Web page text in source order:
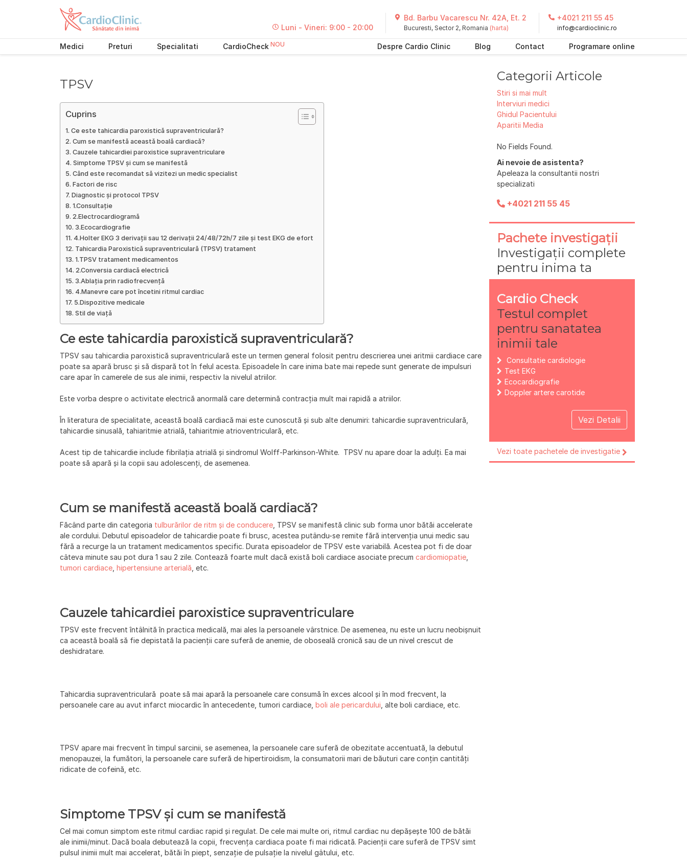
Luni - Vineri: 9:00 - 20:00
Bd. Barbu Vacarescu Nr. 42A, Et. 2
Bucuresti, Sector 2, Romania (harta)
+4021 211 55 45
info@cardioclinic.ro
Medici Preturi Specialitati CardioCheck Despre Cardio Clinic Blog Contact Programare online
TPSV
Cuprins
Ce este tahicardia paroxistică supraventriculară?
Cum se manifestă această boală cardiacă?
Cauzele tahicardiei paroxistice supraventriculare
Simptome TPSV și cum se manifestă
Când este recomandat să vizitezi un medic specialist
Factori de risc
Diagnostic și protocol TPSV
1.Consultație
2.Electrocardiogramă
3.Ecocardiografie
4.Holter EKG 3 derivații sau 12 derivații 24/48/72h/7 zile și test EKG de efort
Tahicardia Paroxistică supraventriculară (TPSV) tratament
1.TPSV tratament medicamentos
2.Conversia cardiacă electrică
3.Ablația prin radiofrecvență
4.Manevre care pot încetini ritmul cardiac
5.Dispozitive medicale
Stil de viață
Ce este tahicardia paroxistică supraventriculară?
TPSV sau tahicardia paroxistică supraventriculară este un termen general folosit pentru descrierea unei aritmii cardiace care
poate sa apară brusc și să dispară tot în felul acesta. Episoadele în care inima bate mai repede sunt generate de impulsuri
care apar în camerele de sus ale inimii, respectiv la nivelul atriilor.
Este vorba despre o activitate electrică anormală care determină contracția mult mai rapidă a atriilor.
În literatura de specialitate, această boală cardiacă mai este cunoscută și sub alte denumiri: tahicardie supraventriculară,
tahicardie sinusală, tahiaritmie atrială, tahiaritmie atrioventriculară, etc.
Acest tip de tahicardie include fibrilația atrială și sindromul Wolff-Parkinson-White. TPSV nu apare doar la adulți. Ea mai
poate să apară și la copii sau adolescenți, de asemenea.
Cum se manifestă această boală cardiacă?
Făcând parte din categoria tulburărilor de ritm și de conducere , TPSV se manifestă clinic sub forma unor bătăi accelerate
ale cordului. Debutul episoadelor de tahicardie poate fi brusc, acestea putându-se remite fără intervenția unui medic sau
fără a recurge la un tratament medicamentos specific. Durata episoadelor de TPSV este variabilă. Acestea pot fi de doar
câteva minute sau pot dura 1 sau 2 zile. Contează foarte mult dacă există boli cardiace asociate precum cardiomiopatie
tumori cardiace hipertensiune arterială , etc.
Cauzele tahicardiei paroxistice supraventriculare
TPSV este frecvent întâlnită în practica medicală, mai ales la persoanele vârstnice. De asemenea, nu este un lucru neobișnuit
ca această boală să fie depistată la pacienții care suferă de anemie, de oboseală cronică sau de un nivel crescut de
deshidratare.
Tahicardia supraventriculară poate să mai apară la persoanele care consumă în exces alcool și în mod frecvent, la
persoanele care au avut infarct miocardic în antecedente, tumori cardiace, boli ale pericardului , alte boli cardiace, etc.
TPSV apare mai frecvent în timpul sarcinii, se asemenea, la persoanele care suferă de obezitate accentuată, la debutul
menopauzei, la fumători, la persoanele care suferă de hipertiroidism, la consumatorii mari de băuturi care conțin cantități
ridicate de cofeină, etc.
Simptome TPSV și cum se manifestă
Cel mai comun simptom este ritmul cardiac rapid și regulat. De cele mai multe ori, ritmul cardiac nu depășește 100 de bătăi
ale inimii/minut. Dacă boala debutează la copii, frecvența cardiaca poate fi mai ridicată. Pacienții care suferă de TPSV simt
pulsul inimii mult mai accelerat, bătăi în piept, senzație de pulsație la nivelul gâtului, etc.
Categorii Articole
Stiri si mai mult
Interviuri medici
Ghidul Pacientului
Aparitii Media
No Fields Found.
Ai nevoie de asistenta?
Apeleaza la consultantii nostri
specializati
+4021 211 55 45
Pachete investigații
Investigații complete
pentru inima ta
Cardio Check
Testul complet
pentru sanatatea
inimii tale
Consultatie cardiologie
Test EKG
Ecocardiografie
Doppler artere carotide
Vezi Detalii
Vezi toate pachetele de investigatie